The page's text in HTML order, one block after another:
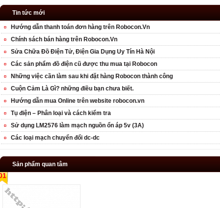
Tin tức mới
Hướng dẫn thanh toán đơn hàng trên Robocon.Vn
Chính sách bán hàng trên Robocon.Vn
Sửa Chữa Đồ Điện Tử, Điện Gia Dụng Uy Tín Hà Nội
Các sản phẩm đồ điện cũ được thu mua tại Robocon
Những việc cần làm sau khi đặt hàng Robocon thành công
Cuộn Cảm Là Gì? những điều bạn chưa biết.
Hướng dẫn mua Online trên website robocon.vn
Tụ điện – Phân loại và cách kiểm tra
Sử dụng LM2576 làm mạch nguồn ổn áp 5v (3A)
Các loại mạch chuyển đổi dc-dc
Sản phẩm quan tâm